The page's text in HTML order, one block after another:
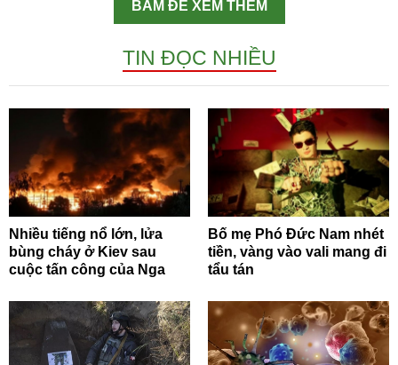
BẤM ĐỂ XEM THÊM
TIN ĐỌC NHIỀU
Nhiều tiếng nổ lớn, lửa
bùng cháy ở Kiev sau
cuộc tấn công của Nga
Bố mẹ Phó Đức Nam nhét
tiền, vàng vào vali mang đi
tẩu tán